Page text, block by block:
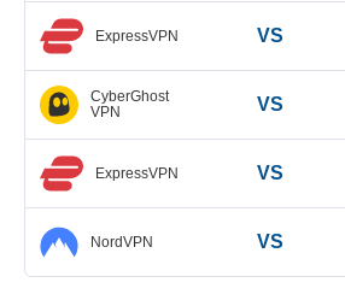
ExpressVPN VS
CyberGhost
VPN
VS
ExpressVPN VS
NordVPN VS